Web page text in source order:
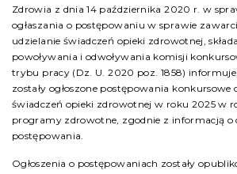
Zdrowia z dnia 14 października 2020 r. w
ogłaszania o postępowaniu w sprawie
udzielanie świadczeń opieki zdrowotnej,
powoływania i odwoływania komisji
trybu pracy (Dz. U. 2020 poz. 1858)
zostały ogłoszone postępowania konkursowe
świadczeń opieki zdrowotnej w roku 2025 w
programy zdrowotne, zgodnie z informacją o
postępowania.
Ogłoszenia o postępowaniach zostały